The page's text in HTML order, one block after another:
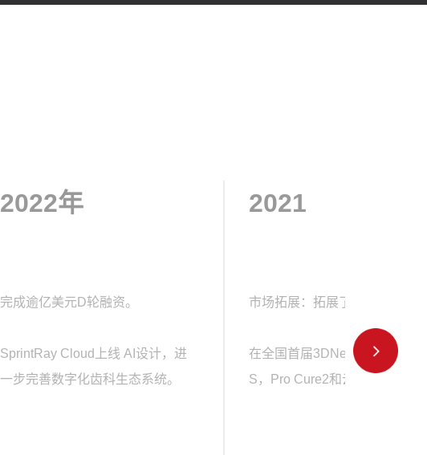
2022年
完成逾亿美元D轮融资。
SprintRay Cloud上线 AI设计，进
一步完善数字化齿科生态系统。
2021
市场拓展：拓展了欧洲区域。
在全国首届3DNext峰会发布了
S，Pro Cure2和云端设计服务